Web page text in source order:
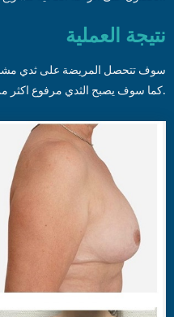
نتيجة العملية
سوف تتحصل المريضة على ثدي
كما سوف يصبح الثدي مرفوع اكثر من السابق و اكثر جمالية و انوثة.